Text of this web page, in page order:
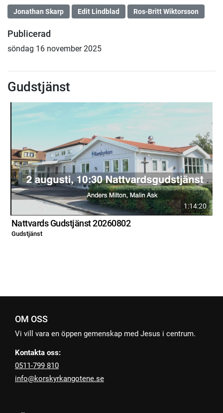
Jonathan Skarp Edit Lindblad Ros-Britt Wiktorsson
Publicerad
söndag 16 november 2025
Gudstjänst
1:14:20
Nattvards Gudstjänst 20260802
Gudstjänst
OM OSS
Vi vill vara en öppen gemenskap med Jesus i centrum.
Kontakta oss:
0511-799 810
info@korskyrkangotene.se